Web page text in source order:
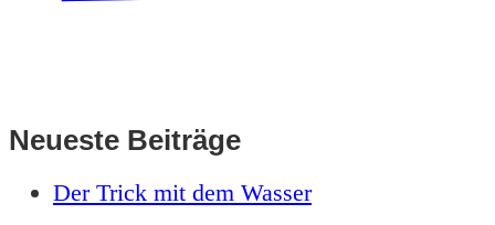
Neueste Beiträge
Der Trick mit dem Wasser